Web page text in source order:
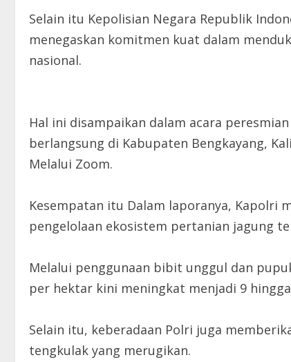
Selain itu Kepolisian Negara Republik
menegaskan komitmen kuat dalam
nasional.
Hal ini disampaikan dalam acara
berlangsung di Kabupaten Bengkayang,
Melalui Zoom.
Kesempatan itu Dalam laporanya, Kapolri
pengelolaan ekosistem pertanian jagung
Melalui penggunaan bibit unggul dan
per hektar kini meningkat menjadi 9
Selain itu, keberadaan Polri juga
tengkulak yang merugikan.